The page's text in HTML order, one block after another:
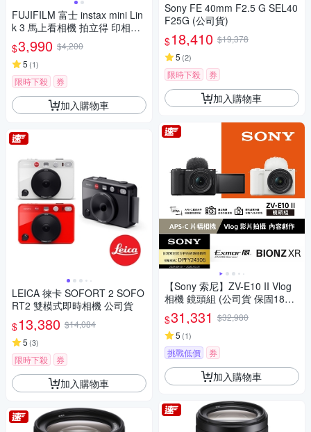
FUJIFILM 富士 instax mini Lin
k 3 馬上看相機 拍立得 印相機
公司貨
$3,990 $4,200
5 (1)
限時下殺 券
加入購物車
LEICA 徠卡 SOFORT 2 SOFO
RT2 雙模式即時相機 公司貨
$13,380 $14,084
5 (3)
限時下殺 券
加入購物車
Sony FE 40mm F2.5 G SEL40
F25G (公司貨)
$18,410 $19,378
5 (2)
限時下殺 券
加入購物車
【Sony 索尼】ZV-E10 II Vlog
相機 鏡頭組 (公司貨 保固18+6
個月)
$31,331 $32,980
5 (1)
挑戰低價 券
加入購物車